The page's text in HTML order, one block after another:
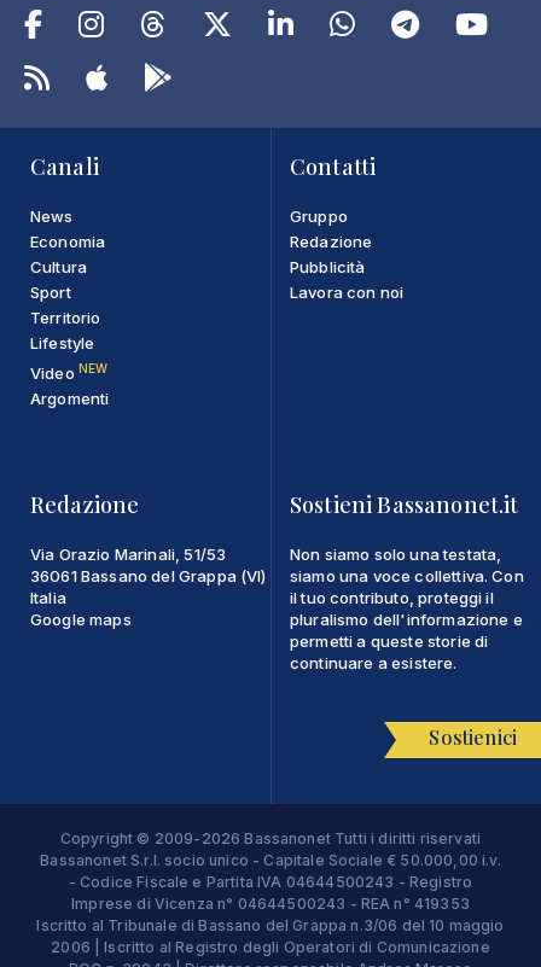
Canali
News
Economia
Cultura
Sport
Territorio
Lifestyle
Video NEW
Argomenti
Contatti
Gruppo
Redazione
Pubblicità
Lavora con noi
Redazione
Via Orazio Marinali, 51/53
36061 Bassano del Grappa (VI)
Italia
Google maps
Sostieni Bassanonet.it
Non siamo solo una testata,
siamo una voce collettiva. Con
il tuo contributo, proteggi il
pluralismo dell'informazione e
permetti a queste storie di
continuare a esistere.
Sostienici
Copyright © 2009-2026 Bassanonet Tutti i diritti riservati
Bassanonet S.r.l. socio unico - Capitale Sociale € 50.000,00 i.v.
- Codice Fiscale e Partita IVA 04644500243 - Registro
Imprese di Vicenza n° 04644500243 - REA n° 419353
Iscritto al Tribunale di Bassano del Grappa n.3/06 del 10 maggio
2006 | Iscritto al Registro degli Operatori di Comunicazione